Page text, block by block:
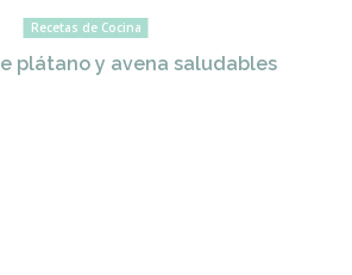
Recetas de Cocina
plátano y avena saludables